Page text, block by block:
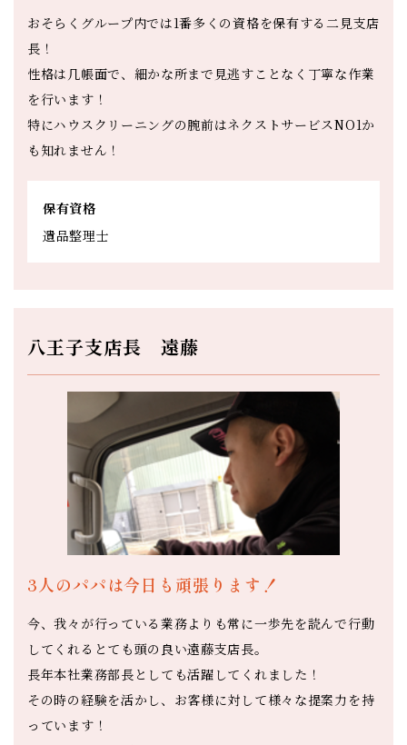
おそらくグループ内では1番多くの資格を保有する二見支店
長！
性格は几帳面で、細かな所まで見逃すことなく丁寧な作業
を行います！
特にハウスクリーニングの腕前はネクストサービスNO1か
も知れません！
保有資格
遺品整理士
八王子支店長 遠藤
3人のパパは今日も頑張ります！
今、我々が行っている業務よりも常に一歩先を読んで行動
してくれるとても頭の良い遠藤支店長。
長年本社業務部長としても活躍してくれました！
その時の経験を活かし、お客様に対して様々な提案力を持
っています！